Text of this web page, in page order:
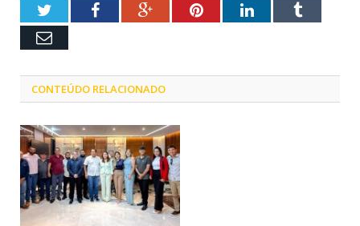
00:48TwitterFacebookGoogle+PinterestLinkedInTumblr
Email
CONTEÚDO RELACIONADO